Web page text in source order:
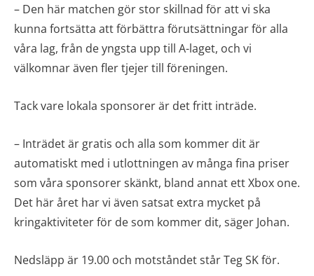
– Den här matchen gör stor skillnad för att vi ska
kunna fortsätta att förbättra förutsättningar för alla
våra lag, från de yngsta upp till A-laget, och vi
välkomnar även fler tjejer till föreningen.
Tack vare lokala sponsorer är det fritt inträde.
– Inträdet är gratis och alla som kommer dit är
automatiskt med i utlottningen av många fina priser
som våra sponsorer skänkt, bland annat ett Xbox one.
Det här året har vi även satsat extra mycket på
kringaktiviteter för de som kommer dit, säger Johan.
Nedsläpp är 19.00 och motståndet står Teg SK för.